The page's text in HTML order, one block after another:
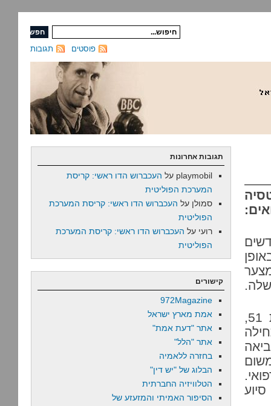
תגובות פוסטים
הסיפור פשוט ולמרבה הצער מוכר להכאיב. קליין, בת 51,
תגובות אחרונות
playmobil על העכברוש הדו ראשי: קריסת
המערכת הפוליטית
סמולן על העכברוש הדו ראשי: קריסת המערכת
הפוליטית
רועי על העכברוש הדו ראשי: קריסת המערכת
הפוליטית
קישורים
972Magazine
אמת מארץ ישראל
אתר "דעת אמת"
אתר "הלל"
בחזרה ללאמיה
הבלוג של "יש דין"
הטלוויזיה החברתית
הסיפור האמיתי והמזעזע של